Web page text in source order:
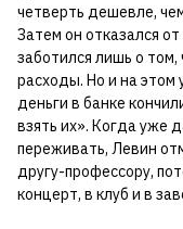
четверть дешевле,
Затем он отказался
заботился лишь о
расходы. Но и на этом
деньги в банке
взять их». Когда уже
переживать, Левин
другу-профессору,
концерт, в клуб и в